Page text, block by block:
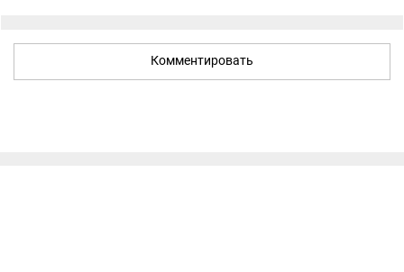
Комментировать